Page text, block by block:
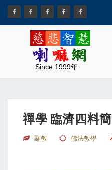
Since 1999年
禪學 臨濟四料簡
顯教 佛法教學